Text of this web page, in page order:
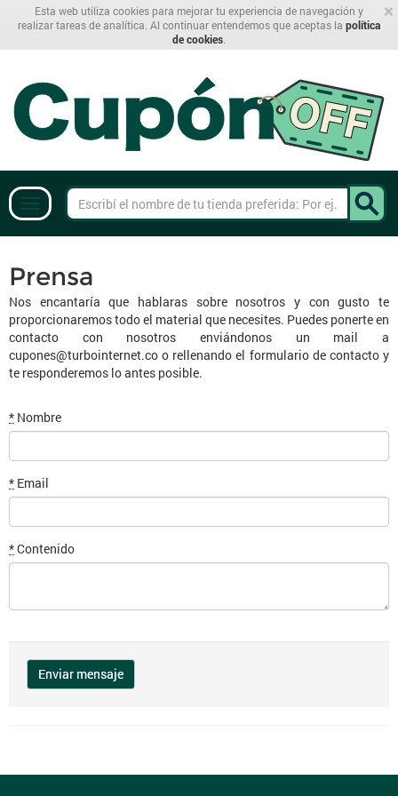
×
Esta web utiliza cookies para mejorar tu experiencia de navegación y
realizar tareas de analítica. Al continuar entendemos que aceptas la política
de cookies
Prensa
Nos encantaría que hablaras sobre nosotros y con gusto te
proporcionaremos todo el material que necesites. Puedes ponerte en
contacto con nosotros enviándonos un mail a
cupones@turbointernet.co o rellenando el formulario de contacto y
te responderemos lo antes posible.
* Nombre
* Email
*Contenido